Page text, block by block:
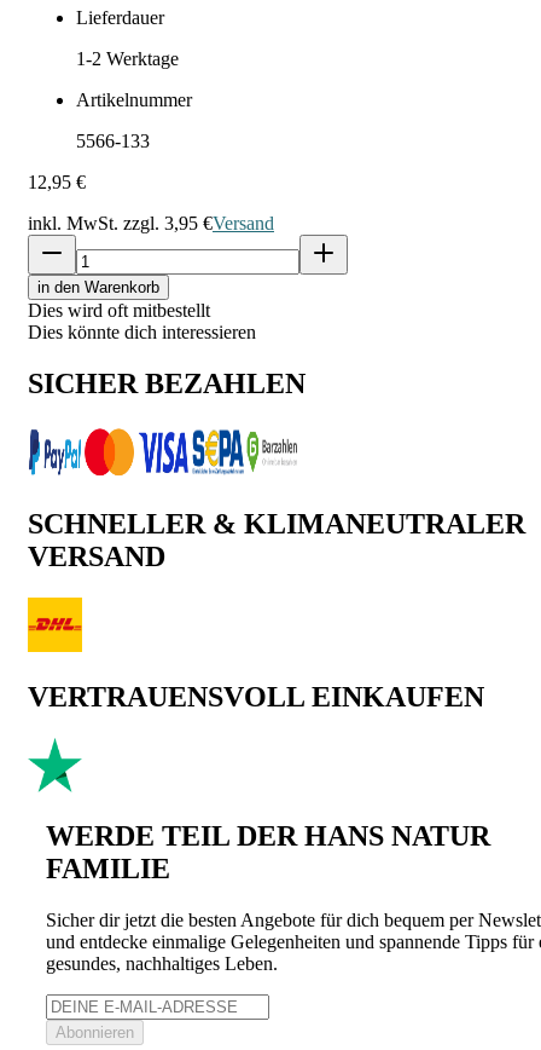
Lieferdauer
1-2 Werktage
Artikelnummer
5566-133
12,95 €
inkl. MwSt. zzgl. 3,95 €Versand
in den Warenkorb
Dies wird oft mitbestellt
Dies könnte dich interessieren
SICHER BEZAHLEN
SCHNELLER & KLIMANEUTRALER
VERSAND
VERTRAUENSVOLL EINKAUFEN
WERDE TEIL DER HANS NATUR
FAMILIE
Sicher dir jetzt die besten Angebote für dich bequem per
und entdecke einmalige Gelegenheiten und spannende Tipps für
gesundes, nachhaltiges Leben.
Abonnieren